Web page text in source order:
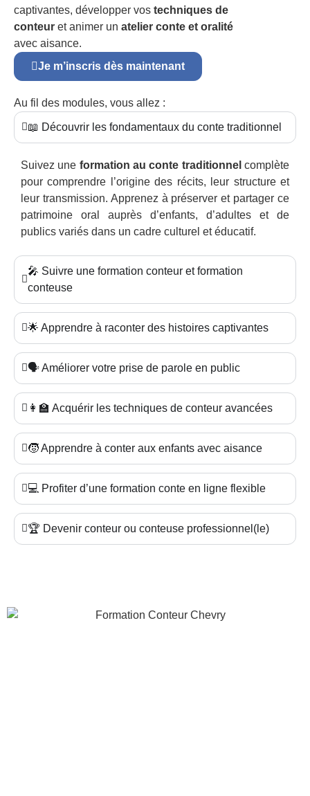
captivantes, développer vos techniques de
conteur et animer un atelier conte et oralité
avec aisance.
Je m’inscris dès maintenant
Au fil des modules, vous allez :
📖 Découvrir les fondamentaux du conte traditionnel
Suivez une formation au conte traditionnel complète
pour comprendre l’origine des récits, leur structure et
leur transmission. Apprenez à préserver et partager ce
patrimoine oral auprès d’enfants, d’adultes et de
publics variés dans un cadre culturel et éducatif.
🎤 Suivre une formation conteur et formation
conteuse
🌟 Apprendre à raconter des histoires captivantes
🗣️ Améliorer votre prise de parole en public
👩‍🏫 Acquérir les techniques de conteur avancées
🧒 Apprendre à conter aux enfants avec aisance
💻 Profiter d’une formation conte en ligne flexible
🏆 Devenir conteur ou conteuse professionnel(le)